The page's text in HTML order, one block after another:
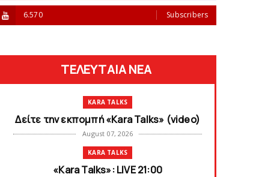
6.570 Subscribers
ΤΕΛΕΥΤΑΙΑ ΝΕΑ
KARA TALKS
Δείτε την εκπομπή «Kara Talks» (video)
August 07, 2026
KARA TALKS
«Kara Talks»: LIVE 21:00